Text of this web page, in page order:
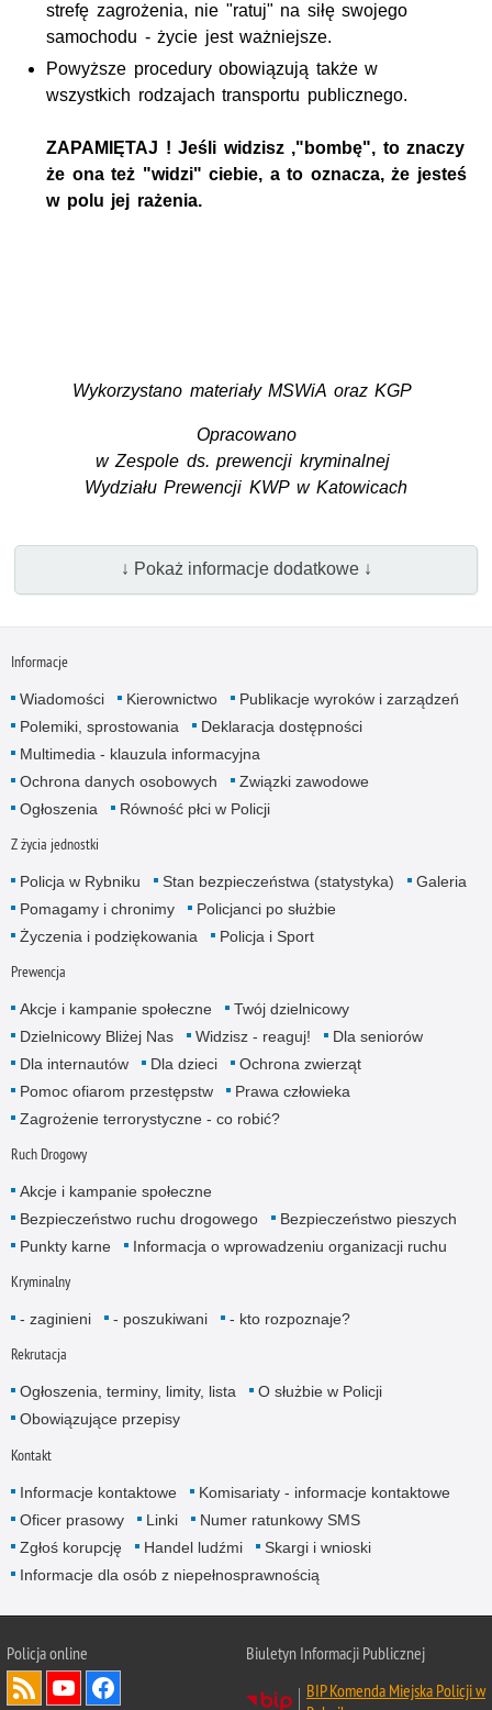
strefę zagrożenia, nie "ratuj" na siłę swojego
samochodu - życie jest ważniejsze.
Powyższe procedury obowiązują także w
wszystkich rodzajach transportu publicznego.
ZAPAMIĘTAJ ! Jeśli widzisz ,"bombę", to znaczy
że ona też "widzi" ciebie, a to oznacza, że jesteś
w polu jej rażenia.
Wykorzystano materiały MSWiA oraz KGP
Opracowano
w Zespole ds. prewencji kryminalnej
Wydziału Prewencji KWP w Katowicach
↓ Pokaż informacje dodatkowe ↓
Informacje
Wiadomości Kierownictwo
Publikacje wyroków i zarządzeń
Polemiki, sprostowania
Deklaracja dostępności
Multimedia - klauzula informacyjna
Ochrona danych osobowych
Związki zawodowe
Ogłoszenia
Równość płci w Policji
Z życia jednostki
Policja w Rybniku Stan bezpieczeństwa (statystyka)
Galeria
Pomagamy i chronimy
Policjanci po służbie
Życzenia i podziękowania
Policja i Sport
Prewencja
Akcje i kampanie społeczne
Twój dzielnicowy
Dzielnicowy Bliżej Nas
Widzisz - reaguj!
Dla seniorów
Dla internautów
Dla dzieci
Ochrona zwierząt
Pomoc ofiarom przestępstw
Prawa człowieka
Zagrożenie terrorystyczne - co robić?
Ruch Drogowy
Akcje i kampanie społeczne
Bezpieczeństwo ruchu drogowego
Bezpieczeństwo pieszych
Punkty karne
Informacja o wprowadzeniu organizacji ruchu
Kryminalny
- zaginieni - poszukiwani - kto rozpoznaje?
Rekrutacja
Ogłoszenia, terminy, limity, lista
O służbie w Policji
Obowiązujące przepisy
Kontakt
Informacje kontaktowe
Komisariaty - informacje kontaktowe
Oficer prasowy
Linki
Numer ratunkowy SMS
Zgłoś korupcję
Handel ludźmi
Skargi i wnioski
Informacje dla osób z niepełnosprawnością
Policja online
Biuletyn Informacji Publicznej
BIP Komenda Miejska Policji w